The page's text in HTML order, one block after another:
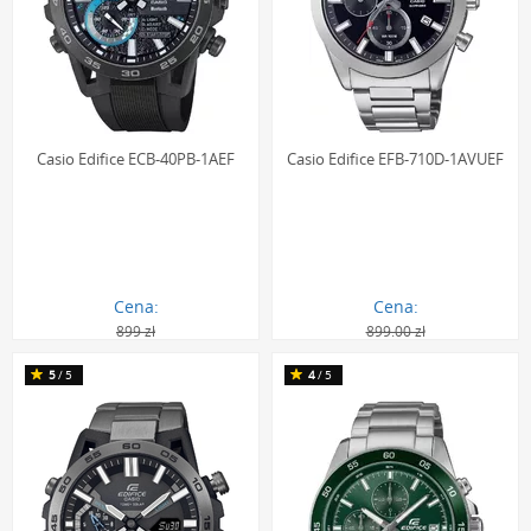
uprawianie sportów wodnych bez obaw o uszkodzenie
mechanizmu.
Casio Edifice: najważniejsze atuty
techniczne
Każdy element został zaprojektowany z myślą o precyzji i
wygodzie użytkowania, co czyni te czasomierze doskonałym
partnerem na co dzień i podczas sportowych wyzwań.
Bluetooth Smartphone Link:
Wybrane modele posiadają
wbudowany moduł Bluetooth o niskim poborze energii,
który umożliwia bezprzewodową komunikację ze
smartfonem. Po sparowaniu z dedykowaną aplikacją
zegarek automatycznie, cztery razy na dobę, synchronizuje
Casio Edifice ECB-40PB-1AEF
Cena:
899 zł
Casio Edifice EFB-710D-1AVUEF
Cena:
899.00 zł
5/5 4/5